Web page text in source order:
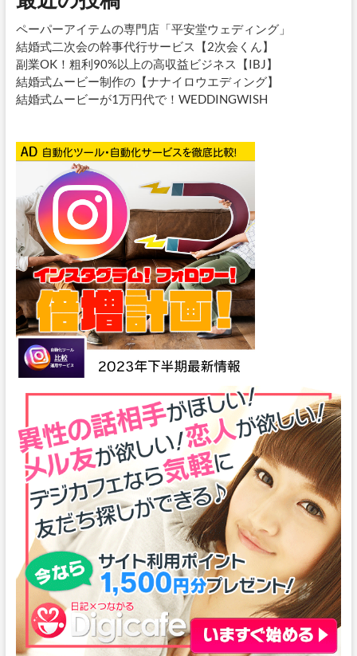
ペーパーアイテムの専門店「平安堂ウェディング」
結婚式二次会の幹事代行サービス【2次会くん】
副業OK！粗利90%以上の高収益ビジネス【IBJ】
結婚式ムービー制作の【ナナイロウエディング】
結婚式ムービーが1万円代で！WEDDINGWISH